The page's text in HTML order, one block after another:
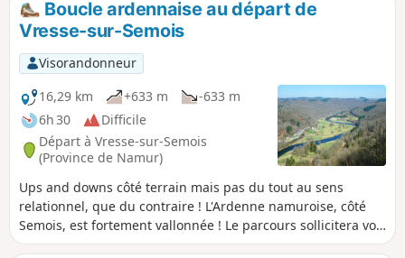
Boucle ardennaise au départ de
Vresse-sur-Semois
Visorandonneur
16,29 km
+633 m
-633 m
6h 30
Difficile
Départ à Vresse-sur-Semois
(Province de Namur)
Ups and downs côté terrain mais pas du tout au sens
relationnel, que du contraire ! L'Ardenne namuroise, côté
Semois, est fortement vallonnée ! Le parcours sollicitera vos
mollets et il vaut mieux l'éviter par temps humide et le